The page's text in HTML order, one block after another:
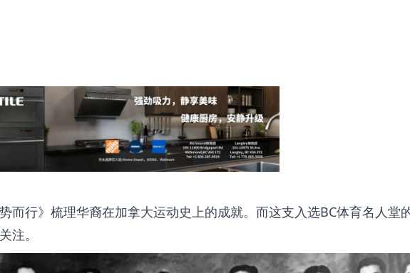
而行》梳理华裔在加拿大运动史上的成就。而这支入选BC体育名人堂
注。